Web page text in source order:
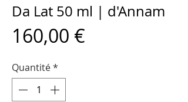
Da Lat 50 ml | d'Annam
160,00 €
Quantité*